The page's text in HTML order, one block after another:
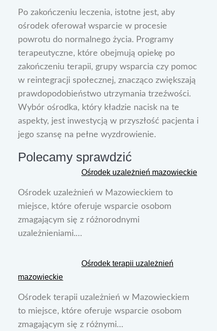
Po zakończeniu leczenia, istotne jest, aby
ośrodek oferował wsparcie w procesie
powrotu do normalnego życia. Programy
terapeutyczne, które obejmują opiekę po
zakończeniu terapii, grupy wsparcia czy pomoc
w reintegracji społecznej, znacząco zwiększają
prawdopodobieństwo utrzymania trzeźwości.
Wybór ośrodka, który kładzie nacisk na te
aspekty, jest inwestycją w przyszłość pacjenta i
jego szansę na pełne wyzdrowienie.
Polecamy sprawdzić
Ośrodek uzależnień mazowieckie
Ośrodek uzależnień w Mazowieckiem to
miejsce, które oferuje wsparcie osobom
zmagającym się z różnorodnymi
uzależnieniami.…
Ośrodek terapii uzależnień
mazowieckie
Ośrodek terapii uzależnień w Mazowieckiem
to miejsce, które oferuje wsparcie osobom
zmagającym się z różnymi…